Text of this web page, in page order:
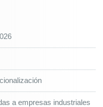
a empresas industriales